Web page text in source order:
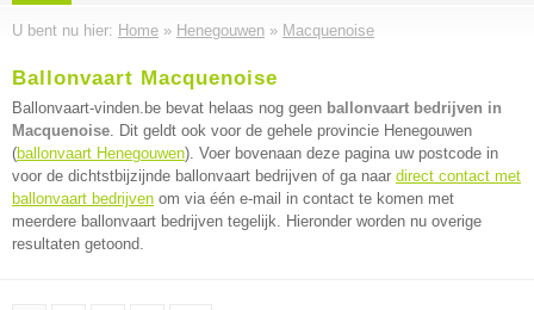
U bent nu hier: Home » Henegouwen » Macquenoise
Ballonvaart Macquenoise
Ballonvaart-vinden.be bevat helaas nog geen ballonvaart bedrijven in
Macquenoise. Dit geldt ook voor de gehele provincie Henegouwen
(ballonvaart Henegouwen). Voer bovenaan deze pagina uw postcode in
voor de dichtstbijzijnde ballonvaart bedrijven of ga naar direct contact met
ballonvaart bedrijven om via één e-mail in contact te komen met
meerdere ballonvaart bedrijven tegelijk. Hieronder worden nu overige
resultaten getoond.